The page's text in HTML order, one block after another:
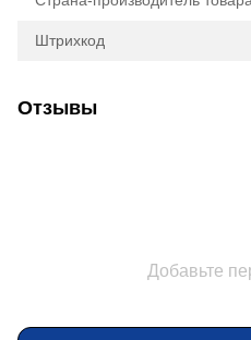
Штрихкод
Отзывы
Добавьте